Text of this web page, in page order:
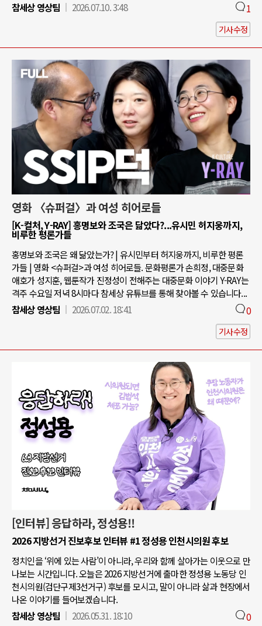
참세상 영상팀
2026.07.10. 3:48 1
기사수정
영화 〈슈퍼걸〉과 여성 히어로들
[K-컬처, Y-RAY] 홍명보와 조국은 닮았다?...유시민 허지웅까지,
비루한 평론가들
홍명보와 조국은 왜 닮았는가? | 유시민부터 허지웅까지, 비루한 평론
가들 | 영화 <슈퍼걸>과 여성 히어로들. 문화평론가 손희정, 대중문화
애호가 성지훈, 웹툰작가 진정성이 전해주는 대중문화 이야기 Y-RAY는
격주 수요일 저녁 8시마다 참세상 유튜브를 통해 찾아볼 수 있습니다...
참세상 영상팀
2026.07.02. 18:41 0
기사수정
[인터뷰] 응답하라, 정성용!!
2026 지방선거 진보후보 인터뷰 #1 정성용 인천시의원 후보
정치인을 ‘위에 있는 사람’이 아니라, 우리와 함께 살아가는 이웃으로 만
나보는 시간입니다. 오늘은 2026 지방선거에 출마한 정성용 노동당 인
천시의원(검단구제3선거구) 후보를 모시고, 말이 아니라 삶과 현장에서
나온 이야기를 들어보겠습니다.
참세상 영상팀
2026.05.31. 18:10 0